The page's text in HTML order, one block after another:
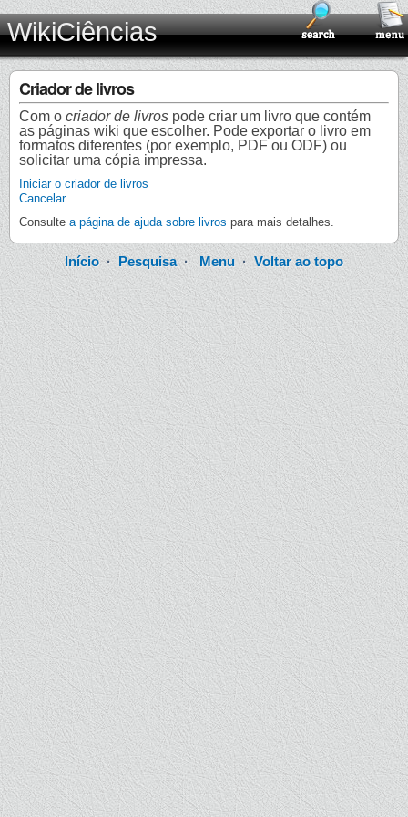
WikiCiências
Criador de livros
Com o criador de livros pode criar um livro que contém
as páginas wiki que escolher. Pode exportar o livro em
formatos diferentes (por exemplo, PDF ou ODF) ou
solicitar uma cópia impressa.
Iniciar o criador de livros
Cancelar
Consulte a página de ajuda sobre livros para mais detalhes.
Início· Pesquisa·Menu · Voltar ao topo